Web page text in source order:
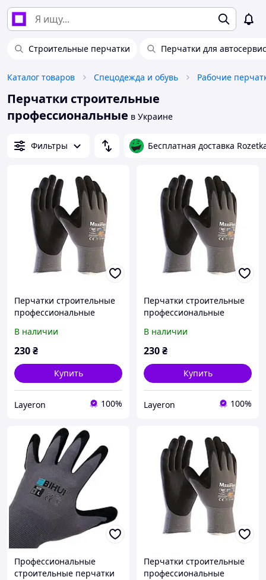
Строительные перчатки Перчатки для
Каталог товаров Спецодежда и обувь Рабочие
Перчатки строительные
профессиональные в Украине
Фильтры Бесплатная доставка
Перчатки строительные
профессиональные
Ultimate 10XL (42-874-10)
В наличии
230₴
Купить
Layeron 100%
Перчатки строительные
профессиональные
Ultimate 9 L (42-874-9)
В наличии
230₴
Купить
Layeron 100%
Профессиональные
строительные перчатки
Перчатки строительные
профессиональные